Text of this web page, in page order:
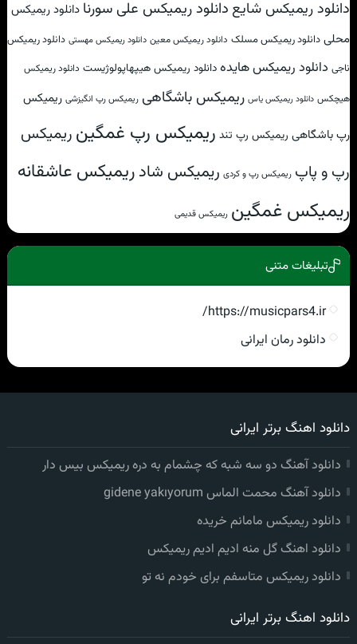
دانلود ریمیکس شایع دانلود ریمیکس علی سورنا دانلود ریمیکس
محلی دانلود ریمیکس مسلک دانلود ریمیکس معین دانلود ریمیکس مهستی دانلود ریمیکس
ناجی دانلود ریمیکس هایدهدانلود ریمیکس هیپهاپولوژیست دانلود ریمیکس
هیچکس دانلود ریمیکس یاس ریمیکس باشگاهی ریمیکس رپ انگیزشی ریمیکس
رپ باشگاهی ریمیکس رپ تند ریمیکس رپ غمگین ریمیکس
رپ و پاپ ریمیکس رپ و کردی ریمیکس شادریمیکس عاشقانه
ریمیکس غمگین ریمیکس قدیمی
تبلیغات متنی
https://musicpars4.ir/
دانلود رمان ایرانی
دانلود اهنگ برتر ایرانی
دانلود آهنگ دو سه شبه که چشمام به دره ریمیکس بیس دار
دانلود آهنگ محمت الماس gidene yakıyorum
دانلود ریمیکس مامانم خریده
دانلود اهنگ گل منه ادیم ادیم ریمیکس
دانلود ریمیکس متاسفم برای خودم نه تو
دانلود اهنگ برتر ایرانی